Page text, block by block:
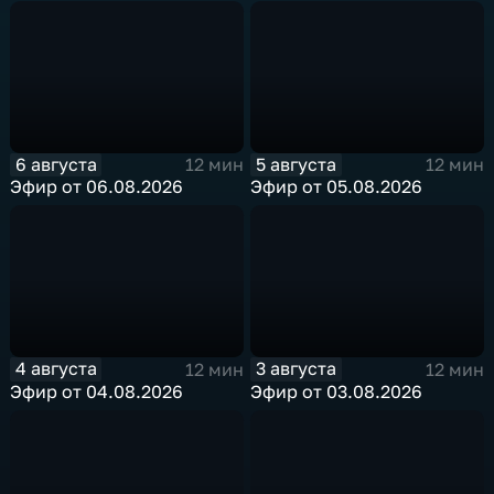
6 августа
12 мин
Эфир от 06.08.2026
5 августа
12 мин
Эфир от 05.08.2026
4 августа
12 мин
Эфир от 04.08.2026
3 августа
12 мин
Эфир от 03.08.2026